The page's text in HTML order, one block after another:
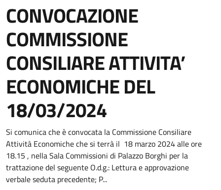
CONVOCAZIONE
COMMISSIONE
CONSILIARE ATTIVITA’
ECONOMICHE DEL
18/03/2024
Dettagli della notizia
Si comunica che è convocata la Commissione Consiliare
Attività Economiche che si terrà il 18 marzo 2024 alle ore
18.15 , nella Sala Commissioni di Palazzo Borghi per la
trattazione del seguente O.d.g.: Lettura e approvazione
verbale seduta precedente; P...